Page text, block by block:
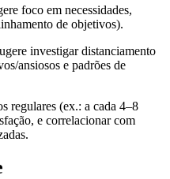
foco em necessidades,
de objetivos).
investigar distanciamento
ansiosos e padrões de
regulares (ex.: a cada 4–8
e correlacionar com